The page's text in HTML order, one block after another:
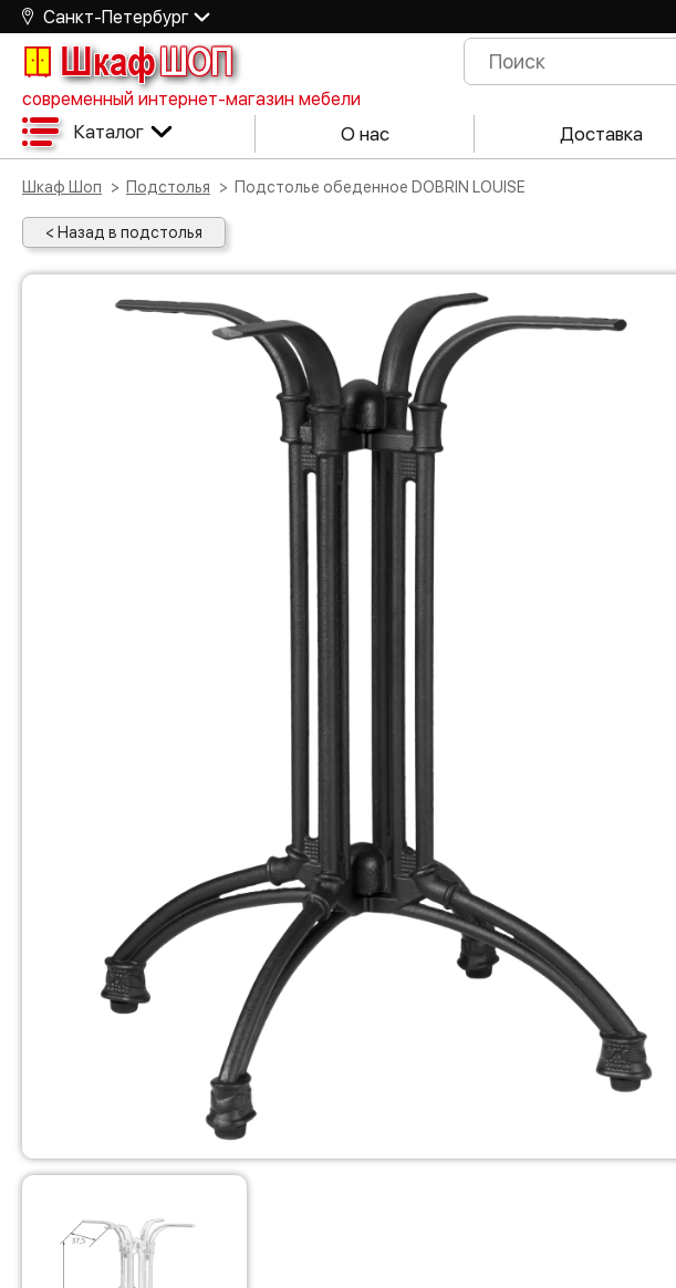
Санкт-Петербург
ШкафШОП
современный интернет-магазин мебели
Каталог О нас Доставка
Шкаф Шоп Подстолья Подстолье обеденное DOBRIN LOUISE
< Назад в подстолья